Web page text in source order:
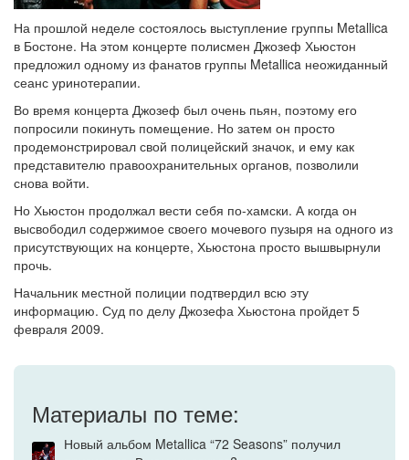
На прошлой неделе состоялось выступление группы Metallica
в Бостоне. На этом концерте полисмен Джозеф Хьюстон
предложил одному из фанатов группы Metallica неожиданный
сеанс уринотерапии.
Во время концерта Джозеф был очень пьян, поэтому его
попросили покинуть помещение. Но затем он просто
продемонстрировал свой полицейский значок, и ему как
представителю правоохранительных органов, позволили
снова войти.
Но Хьюстон продолжал вести себя по-хамски. А когда он
высвободил содержимое своего мочевого пузыря на одного из
присутствующих на концерте, Хьюстона просто вышвырнули
прочь.
Начальник местной полиции подтвердил всю эту
информацию. Суд по делу Джозефа Хьюстона пройдет 5
февраля 2009.
Материалы по теме:
Новый альбом Metallica “72 Seasons” получил